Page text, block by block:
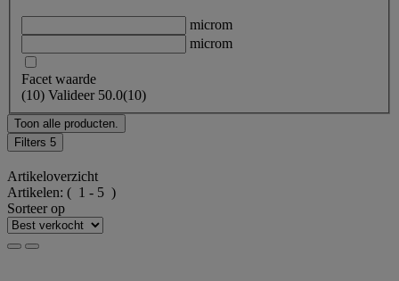
microm
microm
Facet waarde
(10) Valideer 50.0(10)
Toon alle producten.
Filters 5
Artikeloverzicht
Artikelen: ( 1 - 5 )
Sorteer op